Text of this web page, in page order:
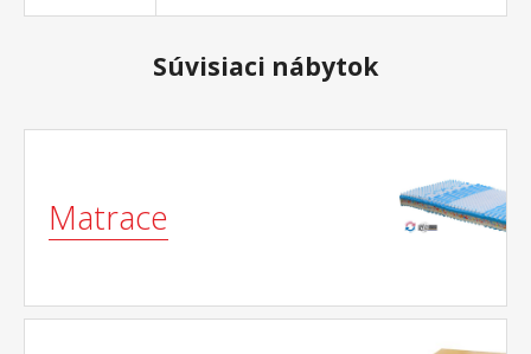
Súvisiaci nábytok
Matrace